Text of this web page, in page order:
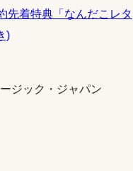
先着特典「なんだこレタ
)
ジック・ジャパン